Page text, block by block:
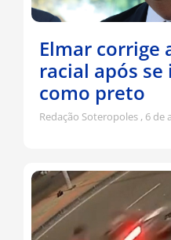
Elmar corrige
racial após
como preto
Redação Soteropoles 6 de